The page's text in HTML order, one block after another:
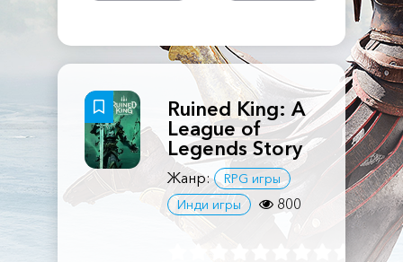
Ruined King: A
League of
Legends Story
Жанр:
RPG игры
Инди игры
800